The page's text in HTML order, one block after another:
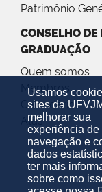
Usamos
sites da
melhorar sua
experiência de
navegação e
dados
ter mais
sobre como
Patrimônio
CONSELHO DE
GRADUAÇÃO
Quem somos
Membros
Calendário
Atas